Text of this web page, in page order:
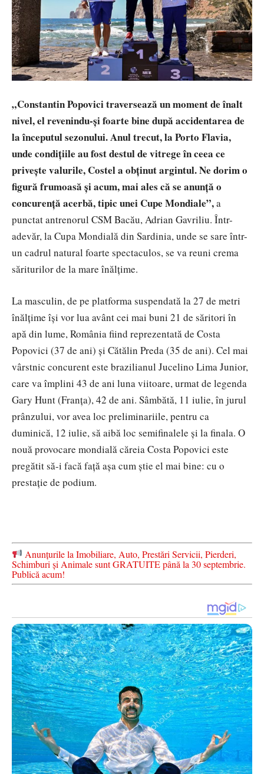
„Constantin Popovici traversează un moment de înalt
nivel, el revenindu-și foarte bine după accidentarea de
la începutul sezonului. Anul trecut, la Porto Flavia,
unde condițiile au fost destul de vitrege în ceea ce
privește valurile, Costel a obținut argintul. Ne dorim o
figură frumoasă și acum, mai ales că se anunță o
concurență acerbă, tipic unei Cupe Mondiale”,a
punctat antrenorul CSM Bacău, Adrian Gavriliu. Într-
adevăr, la Cupa Mondială din Sardinia, unde se sare într-
un cadrul natural foarte spectaculos, se va reuni crema
săriturilor de la mare înălțime.
La masculin, de pe platforma suspendată la 27 de metri
înălțime își vor lua avânt cei mai buni 21 de săritori în
apă din lume, România fiind reprezentată de Costa
Popovici (37 de ani) și Cătălin Preda (35 de ani). Cel mai
vârstnic concurent este brazilianul Jucelino Lima Junior,
care va împlini 43 de ani luna viitoare, urmat de legenda
Gary Hunt (Franța), 42 de ani. Sâmbătă, 11 iulie, în jurul
prânzului, vor avea loc preliminariile, pentru ca
duminică, 12 iulie, să aibă loc semifinalele și la finala. O
nouă provocare mondială căreia Costa Popovici este
pregătit să-i facă față așa cum știe el mai bine: cu o
prestație de podium.
Anunțurile la Imobiliare, Auto, Prestări Servicii, Pierderi,
Schimburi și Animale sunt GRATUITE până la 30 septembrie.
Publică acum!